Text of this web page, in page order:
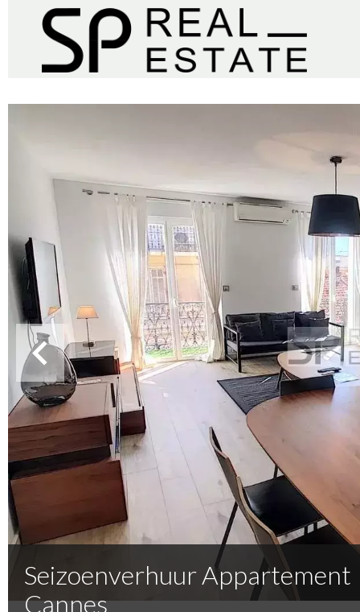
Seizoenverhuur Appartement
Cannes